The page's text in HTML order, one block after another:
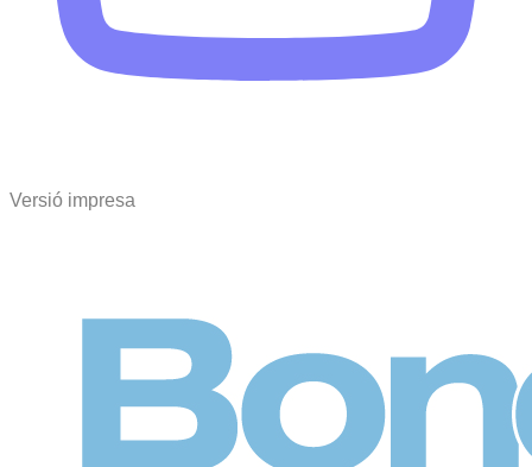
Versió impresa